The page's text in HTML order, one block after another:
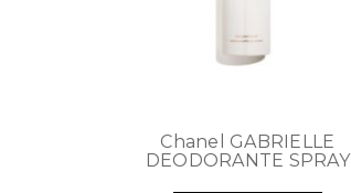
Chanel GABRIELLE
DEODORANTE SPRAY